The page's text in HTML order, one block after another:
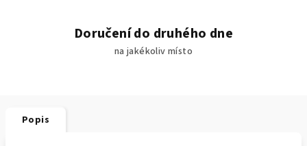
Doručení do druhého dne
na jakékoliv místo
Popis